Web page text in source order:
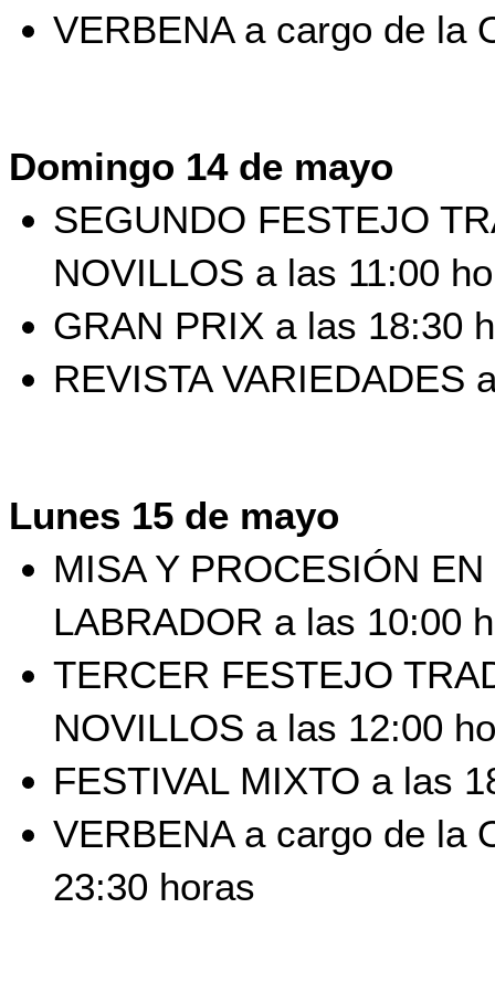
VERBENA a cargo de la
Domingo 14 de mayo
SEGUNDO FESTEJO
NOVILLOS a las 11:00
GRAN PRIX a las 18:30
REVISTA VARIEDADES
Lunes 15 de mayo
MISA Y PROCESIÓN
LABRADOR a las 10:00
TERCER FESTEJO
NOVILLOS a las 12:00
FESTIVAL MIXTO a las
VERBENA a cargo de la
23:30 horas